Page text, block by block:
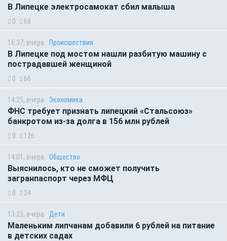
В Липецке электросамокат сбил малыша
0 68
16:37, вчера Происшествия
В Липецке под мостом нашли разбитую машину с
пострадавшей женщиной
0 66
14:25, вчера Экономика
ФНС требует признать липецкий «Стальсоюз»
банкротом из-за долга в 156 млн рублей
0 126
14:01, вчера Общество
Выяснилось, кто не сможет получить
загранпаспорт через МФЦ
0 34
13:23, вчера Дети
Маленьким липчанам добавили 6 рублей на питание
в детских садах